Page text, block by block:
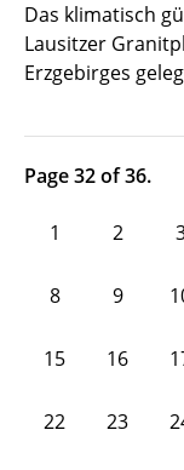
Das klimatisch
Lausitzer
Erzgebirges
Page 32 of 36.
1 2
8 9
15 16
22 23